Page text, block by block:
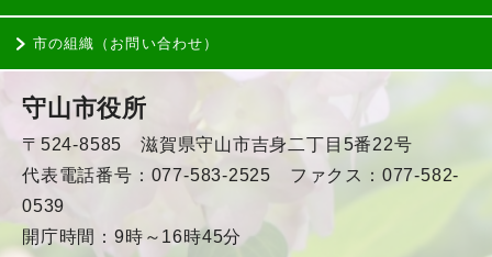
市の組織（お問い合わせ）
守山市役所
〒524-8585 滋賀県守山市吉身二丁目5番22号
代表電話番号：077-583-2525 ファクス：077-582-
0539
開庁時間：9時～16時45分